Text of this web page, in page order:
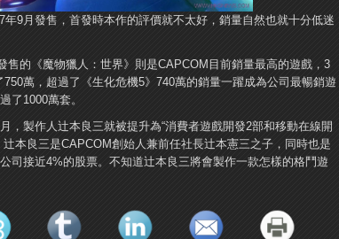
年9月發售，首發時本作的評價就不太好，銷量自然也就十分低迷
售的《魔物獵人：世界》則是CAPCOM目前銷量最高的遊戲，3
萬，超過了《生化危機5》740萬的銷量一躍成為公司最暢銷遊
了1000萬套。
，製作人辻本良三就被提升為“消費者遊戲開發2部和移動在線開
本良三是CAPCOM創始人兼前任社長辻本憲三之子，同時也是
司接近4%的股票。不知道辻本良三將會製作一款怎樣的格鬥遊